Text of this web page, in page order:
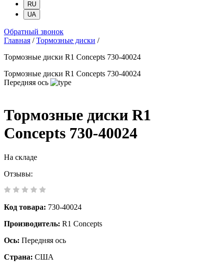
RU
UA
Обратный звонок
Главная / Тормозные диски /
Тормозные диски R1 Concepts 730-40024
Тормозные диски R1 Concepts 730-40024
Передняя ось
Тормозные диски R1
Concepts 730-40024
На складе
Отзывы:
Код товара: 730-40024
Производитель: R1 Concepts
Ось: Передняя ось
Страна: США